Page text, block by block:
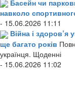
Басейн чи
навколо
- 15.06.2026 11:11
Війна і здоров’я
ще багато років
українця. Щоденні
- 15.06.2026 11:02